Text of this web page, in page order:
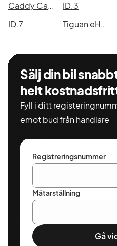
Caddy Cargo
ID.3
ID.7
Tiguan eHybrid
Sälj din bil
helt
Fyll i ditt
emot bud från handlare
Registreringsnummer
Mätarställning
Gå